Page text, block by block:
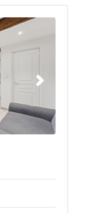
Suivant